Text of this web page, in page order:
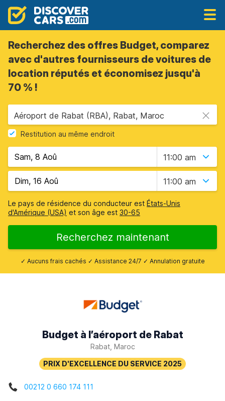
Recherchez des offres Budget, comparez
avec d'autres fournisseurs de voitures de
location réputés et économisez jusqu'à
70 % !
Aéroport de Rabat (RBA), Rabat, Maroc
Restitution au même endroit
11:00 am
11:00 am
Le pays de résidence du conducteur est États-Unis
d'Amérique (USA) et son âge est 30-65
Recherchez maintenant
✓ Aucuns frais cachés ✓ Assistance 24/7 ✓ Annulation gratuite
Budget à l’aéroport de Rabat
Rabat, Maroc
00212 0 660 174 111